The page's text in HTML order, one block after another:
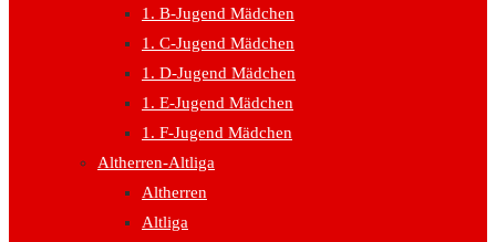
1. B-Jugend Mädchen
1. C-Jugend Mädchen
1. D-Jugend Mädchen
1. E-Jugend Mädchen
1. F-Jugend Mädchen
Altherren-Altliga
Altherren
Altliga